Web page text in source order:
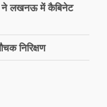
ने लखनऊ में कैबिनेट
निरिक्षण